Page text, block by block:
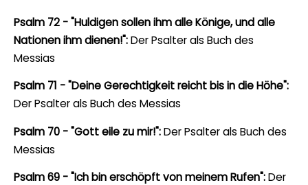
Psalm 72 - "Huldigen sollen ihm alle Könige, und alle
Nationen ihm dienen!":Der Psalter als Buch des
Messias
Psalm 71 - "Deine Gerechtigkeit reicht bis in die Höhe":
Der Psalter als Buch des Messias
Psalm 70 - "Gott eile zu mir!":Der Psalter als Buch des
Messias
Psalm 69 - "Ich bin erschöpft von meinem Rufen":Der